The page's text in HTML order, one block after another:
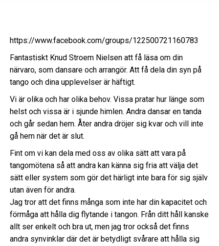
https://www.facebook.com/groups/122500721160783
Fantastiskt Knud Stroem Nielsen att få läsa om din
närvaro, som dansare och arrangör. Att få dela din syn på
tango och dina upplevelser är häftigt.
Vi är olika och har olika behov. Vissa pratar hur länge som
helst och vissa är i sjunde himlen. Andra dansar en tanda
och går sedan hem. Åter andra dröjer sig kvar och vill inte
gå hem när det är slut.
Fint om vi kan dela med oss av olika sätt att vara på
tangomötena så att andra kan känna sig fria att välja det
sätt eller system som gör det härligt inte bara för sig själv
utan även för andra.
Jag tror att det finns många som inte har din kapacitet och
förmåga att hålla dig flytande i tangon. Från ditt håll kanske
allt ser enkelt och bra ut, men jag tror också det finns
andra synvinklar där det är betydligt svårare att hålla sig